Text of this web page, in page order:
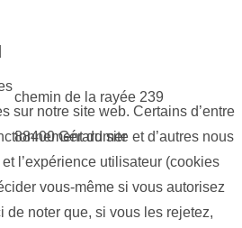
chemin de la rayée 239
88400 Gérardmer
sur notre site web. Certains d’entre
du site et d’autres nous
l’expérience utilisateur (cookies
vous-même si vous autorisez
de noter que, si vous les rejetez,